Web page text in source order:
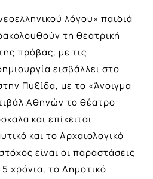
λόγου» παιδιά
τη θεατρική
πρόβας, με τις
εισβάλλει στο
Πυξίδα, με το «Άνοιγμα
Αθηνών το θέατρο
και επίκειται
και το Αρχαιολογικό
είναι οι παραστάσεις
χρόνια, το Δημοτικό